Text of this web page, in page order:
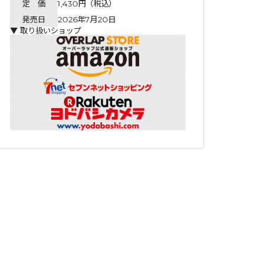
定 価
1,430円（税込）
発売日
2026年7月20日
▼ 取り扱いショップ